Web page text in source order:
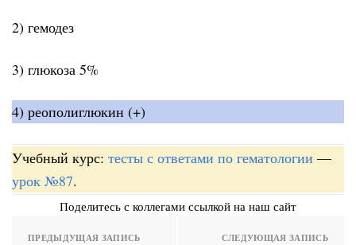
2) гемодез
3) глюкоза 5%
4) реополиглюкин (+)
Учебный курс: тесты с ответами по гематологии —
урок №87.
Поделитесь с коллегами ссылкой на наш сайт
ПРЕДЫДУЩАЯ ЗАПИСЬ СЛЕДУЮЩАЯ ЗАПИСЬ